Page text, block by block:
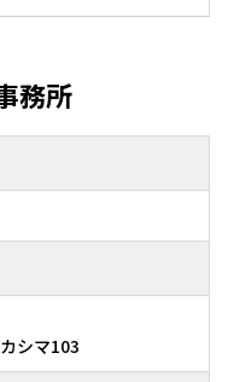
務所
シマ103